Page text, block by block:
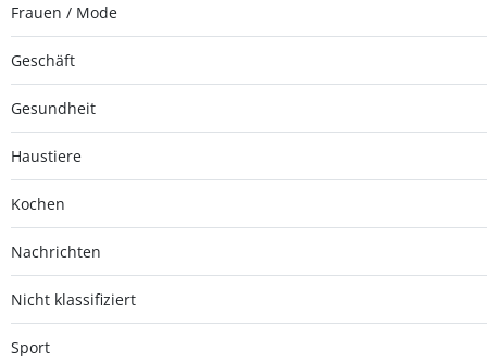
Frauen / Mode
Geschäft
Gesundheit
Haustiere
Kochen
Nachrichten
Nicht klassifiziert
Sport